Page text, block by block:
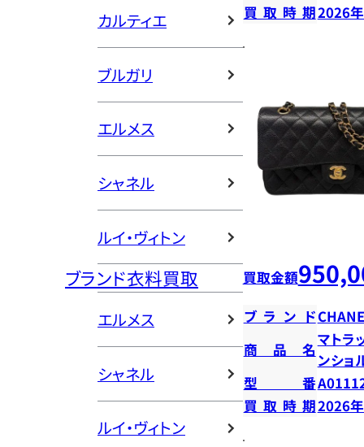
カルティエ
ブルガリ
エルメス
シャネル
ルイ・ヴィトン
ブランド衣料買取
エルメス
シャネル
ルイ・ヴィトン
買取時期2026
買取金額
ブランド
商品名
マトラ
ンショ
型番
買取時期2026